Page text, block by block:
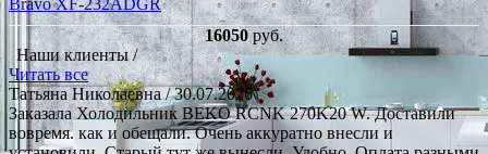
16050руб.
Наши клиенты /
Читать все
Татьяна Николаевна/ 30.07.2026
Заказала Холодильник BEKO RCNK 270K20 W. Доставили
вовремя. как и обещали. Очень аккуратно внесли и